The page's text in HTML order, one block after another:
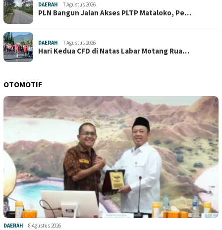
DAERAH 7 Agustus 2026
PLN Bangun Jalan Akses PLTP Mataloko, Pe…
DAERAH 7 Agustus 2026
Hari Kedua CFD di Natas Labar Motang Rua…
OTOMOTIF
DAERAH 8 Agustus 2026